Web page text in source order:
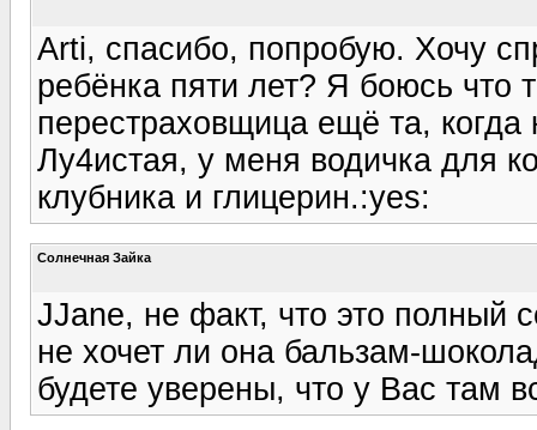
Arti, спасибо, попробую. Хочу
ребёнка пяти лет? Я боюсь
перестраховщица ещё та, когда
Лу4истая, у меня водичка для
клубника и глицерин.:yes:
Солнечная Зайка
JJane, не факт, что это полный
не хочет ли она бальзам-
будете уверены, что у Вас там